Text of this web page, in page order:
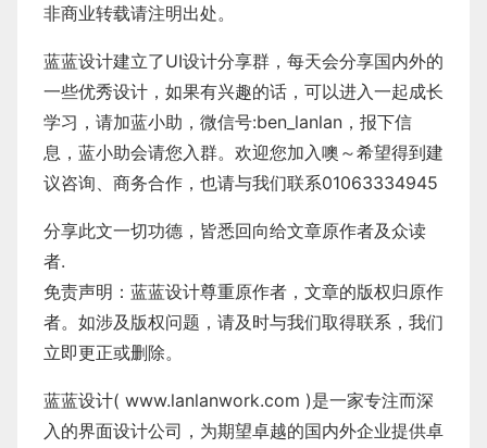
非商业转载请注明出处。
蓝蓝设计建立了UI设计分享群，每天会分享国内外的
一些优秀设计，如果有兴趣的话，可以进入一起成长
学习，请加蓝小助，微信号:ben_lanlan，报下信
息，蓝小助会请您入群。欢迎您加入噢～希望得到建
议咨询、商务合作，也请与我们联系01063334945
分享此文一切功德，皆悉回向给文章原作者及众读
者.
免责声明：蓝蓝设计尊重原作者，文章的版权归原作
者。如涉及版权问题，请及时与我们取得联系，我们
立即更正或删除。
蓝蓝设计( www.lanlanwork.com )是一家专注而深
入的界面设计公司，为期望卓越的国内外企业提供卓